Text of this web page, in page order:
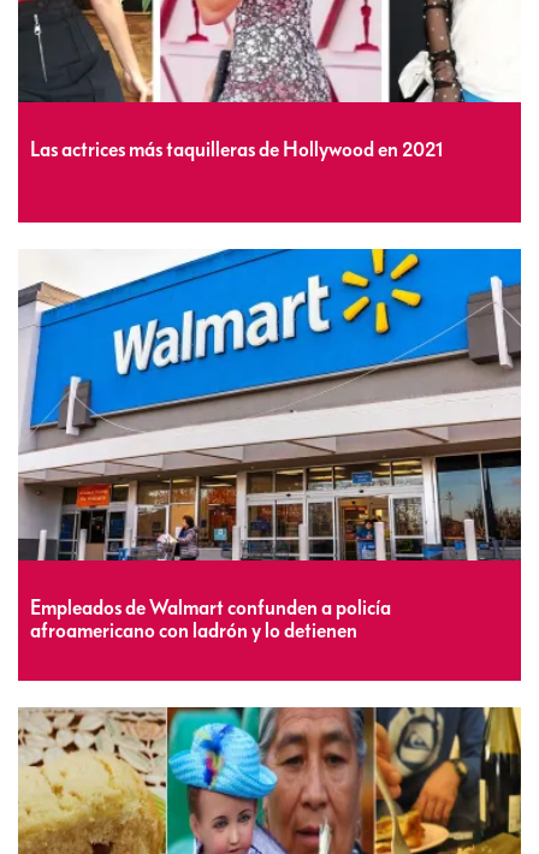
Las actrices más taquilleras de Hollywood en 2021
Empleados de Walmart confunden a policía
afroamericano con ladrón y lo detienen